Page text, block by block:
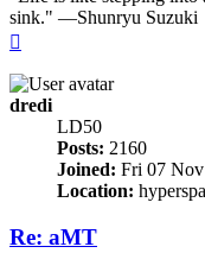
sink." —Shunryu Suzuki
dredi
LD50
Posts: 2160
Joined: Fri 07
Location:
Re: aMT